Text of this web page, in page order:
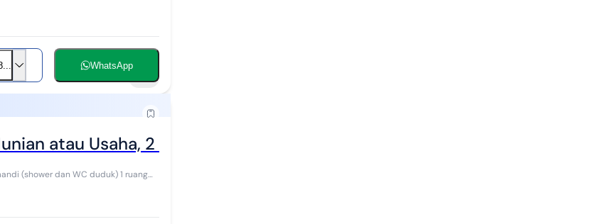
WhatsApp
atau Usaha, 2 Lantai Pondok Bambu Duren Sawit Jakarta Timur
(shower dan WC duduk) 1 ruang